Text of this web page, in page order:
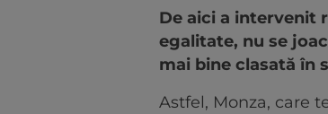
De aici a intervenit
egalitate, nu se
mai bine clasată în
Astfel, Monza, care